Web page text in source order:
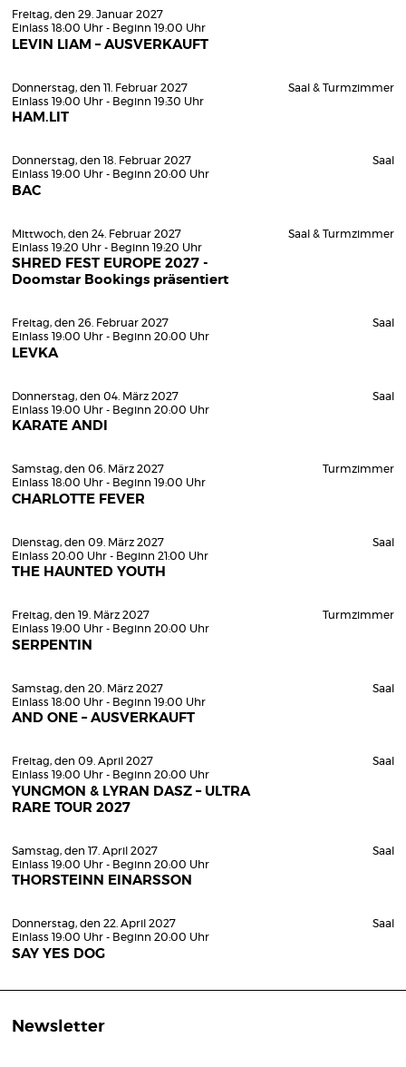
Freitag, den 29. Januar 2027
Einlass 18:00 Uhr - Beginn 19:00 Uhr
LEVIN LIAM – AUSVERKAUFT
Donnerstag, den 11. Februar 2027
Einlass 19:00 Uhr - Beginn 19:30 Uhr
HAM.LIT
Saal & Turmzimmer
Donnerstag, den 18. Februar 2027
Einlass 19:00 Uhr - Beginn 20:00 Uhr
BAC
Saal
Mittwoch, den 24. Februar 2027
Einlass 19:20 Uhr - Beginn 19:20 Uhr
SHRED FEST EUROPE 2027 -
Doomstar Bookings präsentiert
Saal & Turmzimmer
Freitag, den 26. Februar 2027
Einlass 19:00 Uhr - Beginn 20:00 Uhr
LEVKA
Saal
Donnerstag, den 04. März 2027
Einlass 19:00 Uhr - Beginn 20:00 Uhr
KARATE ANDI
Saal
Samstag, den 06. März 2027
Einlass 18:00 Uhr - Beginn 19:00 Uhr
CHARLOTTE FEVER
Turmzimmer
Dienstag, den 09. März 2027
Einlass 20:00 Uhr - Beginn 21:00 Uhr
THE HAUNTED YOUTH
Saal
Freitag, den 19. März 2027
Einlass 19:00 Uhr - Beginn 20:00 Uhr
SERPENTIN
Turmzimmer
Samstag, den 20. März 2027
Einlass 18:00 Uhr - Beginn 19:00 Uhr
AND ONE – AUSVERKAUFT
Saal
Freitag, den 09. April 2027
Einlass 19:00 Uhr - Beginn 20:00 Uhr
YUNGMON & LYRAN DASZ – ULTRA
RARE TOUR 2027
Saal
Samstag, den 17. April 2027
Einlass 19:00 Uhr - Beginn 20:00 Uhr
THORSTEINN EINARSSON
Saal
Donnerstag, den 22. April 2027
Einlass 19:00 Uhr - Beginn 20:00 Uhr
SAY YES DOG
Saal
Newsletter